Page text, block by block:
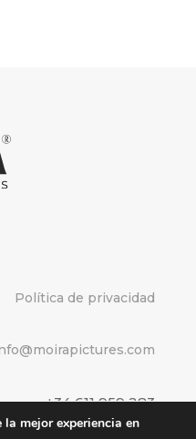
Política de privacidad
+34 611 959 283
mejor experiencia en